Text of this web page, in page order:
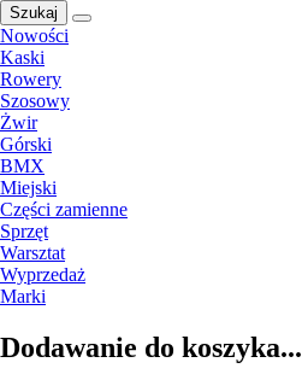
Szukaj
Nowości
Kaski
Rowery
Szosowy
Żwir
Górski
BMX
Miejski
Części zamienne
Sprzęt
Warsztat
Wyprzedaż
Marki
Dodawanie do koszyka...